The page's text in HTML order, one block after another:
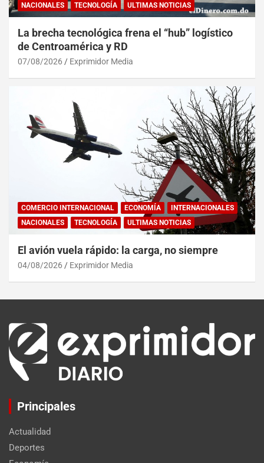
NACIONALES
TECNOLOGÍA ULTIMAS NOTICIAS
La brecha tecnológica frena el “hub” logístico
de Centroamérica y RD
07/08/2026 Exprimidor Media
COMERCIO INTERNACIONAL ECONOMÍA
INTERNACIONALES
NACIONALES
TECNOLOGÍA ULTIMAS NOTICIAS
El avión vuela rápido: la carga, no siempre
04/08/2026 Exprimidor Media
Principales
Actualidad
Deportes